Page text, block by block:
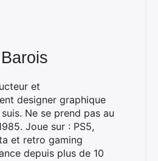
et
designer graphique
Ne se prend pas au
Joue sur : PS5,
et retro gaming
depuis plus de 10